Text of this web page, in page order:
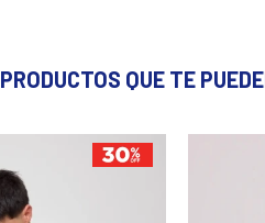
PRODUCTOS QUE TE